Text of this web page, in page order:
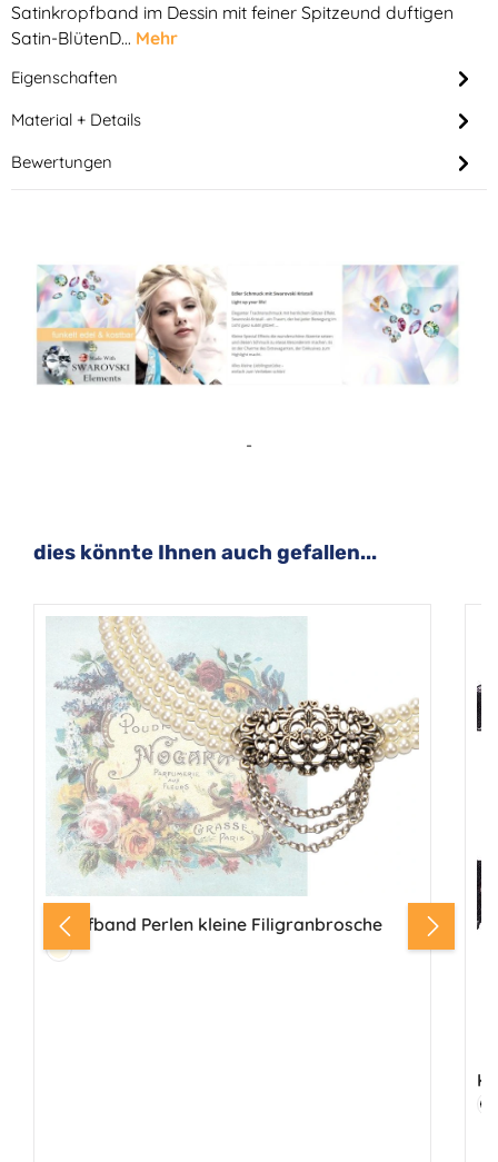
Satinkropfband im Dessin mit feiner Spitzeund duftigen
Satin-BlütenD… Mehr
Eigenschaften
Material + Details
Bewertungen
-
Produktgalerie überspringen
dies könnte Ihnen auch gefallen...
Kropfband Perlen kleine Filigranbrosche
Farbe:
Creme